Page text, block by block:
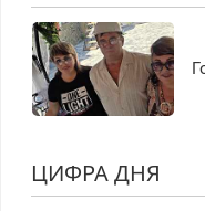
ЦИФРА ДНЯ